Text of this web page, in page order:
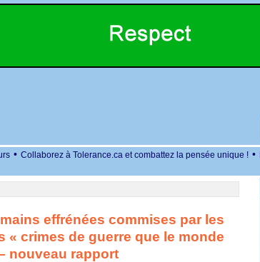
• Collaborez à Tolerance.ca et combattez la pensée unique ! •
effrénées commises par les
« crimes de guerre que le monde
nouveau rapport